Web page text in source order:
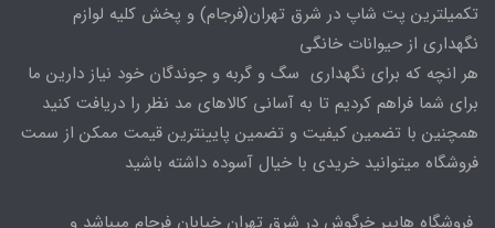
تکمیلترین پت شاپ در شرق تهران(فرجام) و پخش کلیه لوازم
نگهداری از حیوانات خانگی
هر انچه که برای نگهداری سگ و گربه و جوندگان خود نیاز دارین ما
برای شما فراهم کردیم تا به آسانی کالاهای مد نظر را دریافت کنید
همچنین با تضمین کیفیت و تضمین پایینترین قیمت ممکن از سمت
فروشگاه میتوانید خریدی با خیال آسوده داشته باشید
فروشگاه هایپر خرگوش در شرق تهران خیابان فرجام میباشد و